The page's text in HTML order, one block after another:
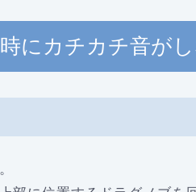
にカチカチ音がし